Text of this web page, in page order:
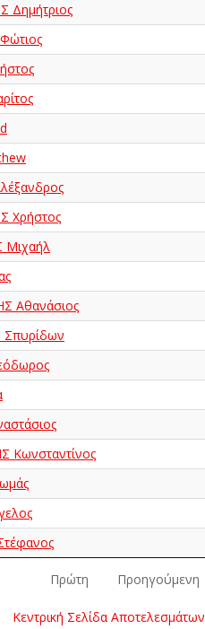
Δημήτριος
Χρήστος
Αθανάσιος
Κωνσταντίνος
Πρώτη Προηγούμενη
Κεντρική Σελίδα Αποτελεσμάτων